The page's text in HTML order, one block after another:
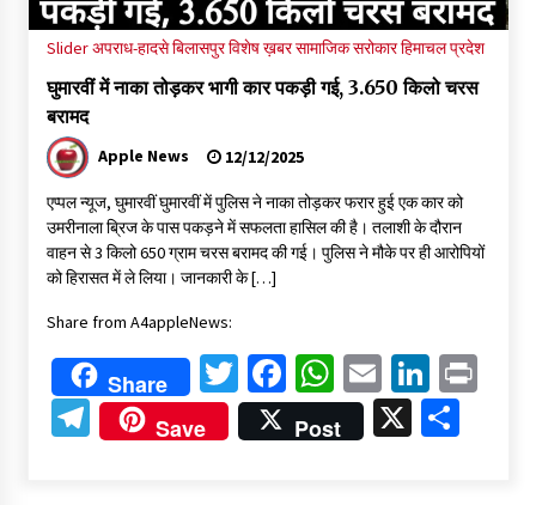
Sliderअपराध-हादसेबिलासपुरविशेष ख़बरसामाजिक सरोकारहिमाचल प्रदेश
घुमारवीं में नाका तोड़कर भागी कार पकड़ी गई, 3.650 किलो चरस
बरामद
Apple News 12/12/2025
एप्पल न्यूज, घुमारवीं घुमारवीं में पुलिस ने नाका तोड़कर फरार हुई एक कार को
उमरीनाला ब्रिज के पास पकड़ने में सफलता हासिल की है। तलाशी के दौरान
वाहन से 3 किलो 650 ग्राम चरस बरामद की गई। पुलिस ने मौके पर ही आरोपियों
को हिरासत में ले लिया। जानकारी के […]
Share from A4appleNews:
Share Twitter
Facebook
WhatsApp
Email
Telegram
Save Post X